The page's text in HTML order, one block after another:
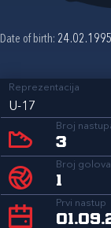
Date of birth:
Reprezentacija
U-17
Broj
3
Broj golova
1
Prvi nastup